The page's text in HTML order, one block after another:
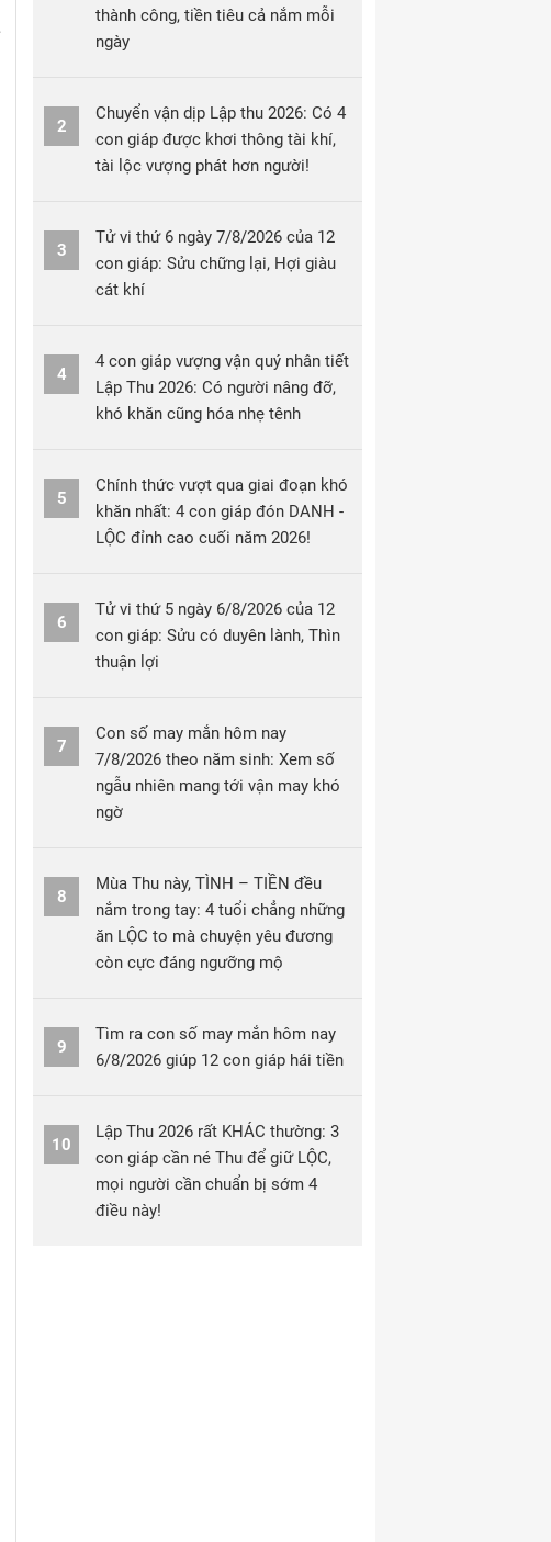
thành công, tiền tiêu cả nắm mỗi
ngày
2
Chuyển vận dịp Lập thu 2026: Có 4
con giáp được khơi thông tài khí,
tài lộc vượng phát hơn người!
3
Tử vi thứ 6 ngày 7/8/2026 của 12
con giáp: Sửu chững lại, Hợi giàu
cát khí
4
4 con giáp vượng vận quý nhân tiết
Lập Thu 2026: Có người nâng đỡ,
khó khăn cũng hóa nhẹ tênh
5
Chính thức vượt qua giai đoạn khó
khăn nhất: 4 con giáp đón DANH -
LỘC đỉnh cao cuối năm 2026!
6
Tử vi thứ 5 ngày 6/8/2026 của 12
con giáp: Sửu có duyên lành, Thìn
thuận lợi
7
Con số may mắn hôm nay
7/8/2026 theo năm sinh: Xem số
ngẫu nhiên mang tới vận may khó
ngờ
8
Mùa Thu này, TÌNH – TIỀN đều
nắm trong tay: 4 tuổi chẳng những
ăn LỘC to mà chuyện yêu đương
còn cực đáng ngưỡng mộ
9
Tìm ra con số may mắn hôm nay
6/8/2026 giúp 12 con giáp hái tiền
10
Lập Thu 2026 rất KHÁC thường: 3
con giáp cần né Thu để giữ LỘC,
mọi người cần chuẩn bị sớm 4
điều này!